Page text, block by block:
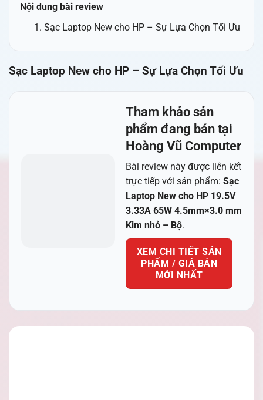
Nội dung bài review
Sạc Laptop New cho HP – Sự Lựa Chọn Tối Ưu
Sạc Laptop New cho HP – Sự Lựa Chọn Tối Ưu
Tham khảo sản
phẩm đang bán tại
Hoàng Vũ Computer
Bài review này được liên kết
trực tiếp với sản phẩm: Sạc
Laptop New cho HP 19.5V
3.33A 65W 4.5mm×3.0 mm
Kim nhỏ – Bộ.
XEM CHI TIẾT SẢN
PHẨM / GIÁ BÁN
MỚI NHẤT